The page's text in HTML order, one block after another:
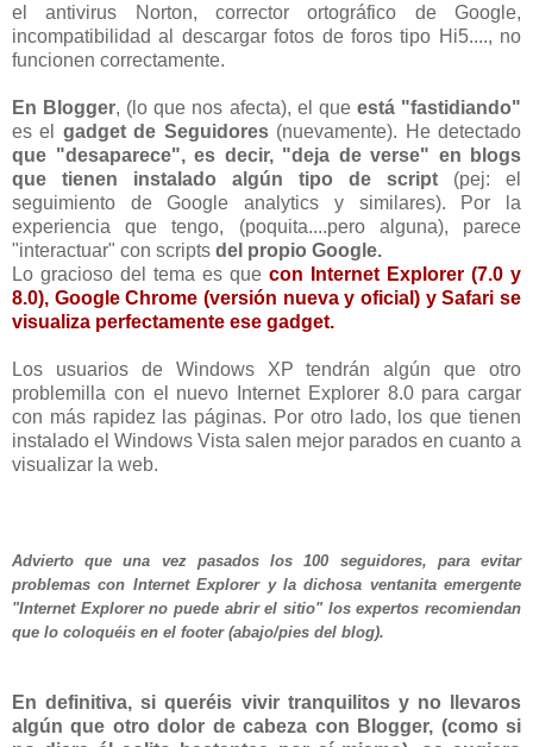
el antivirus Norton, corrector ortográfico de Google,
incompatibilidad al descargar fotos de foros tipo Hi5...., no
funcionen correctamente.
En Blogger, (lo que nos afecta), el que está "fastidiando"
es el gadget de Seguidores (nuevamente). He detectado
que "desaparece", es decir, "deja de verse" en blogs
que tienen instalado algún tipo de script (pej: el
seguimiento de Google analytics y similares). Por la
experiencia que tengo, (poquita....pero alguna), parece
"interactuar" con scripts del propio Google.
Lo gracioso del tema es que con Internet Explorer (7.0 y
8.0), Google Chrome (versión nueva y oficial) y Safari se
visualiza perfectamente ese gadget.
Los usuarios de Windows XP tendrán algún que otro
problemilla con el nuevo Internet Explorer 8.0 para cargar
con más rapidez las páginas. Por otro lado, los que tienen
instalado el Windows Vista salen mejor parados en cuanto a
visualizar la web.
Advierto que una vez pasados los 100 seguidores, para evitar
problemas con Internet Explorer y la dichosa ventanita emergente
"Internet Explorer no puede abrir el sitio" los expertos recomiendan
que lo coloquéis en el footer (abajo/pies del blog).
En definitiva, si queréis vivir tranquilitos y no llevaros
algún que otro dolor de cabeza con Blogger, (como si